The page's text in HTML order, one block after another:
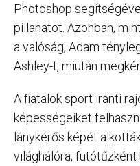
Photoshop
pillanatot. Azonban,
a valóság, Adam
Ashley-t, miután
A fiatalok sport iránti
képességeiket
lánykérős képét
világhálóra,